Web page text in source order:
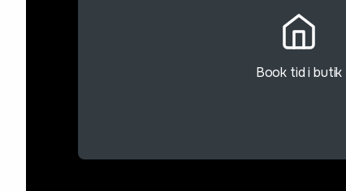
Book tid i butik